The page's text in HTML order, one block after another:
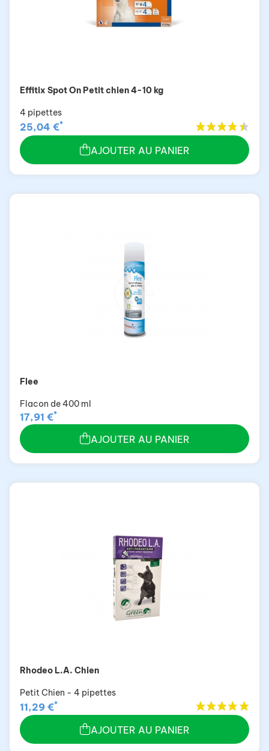
Effitix Spot On Petit chien 4-10 kg
4 pipettes
25,04 €*
AJOUTER AU PANIER
Flee
Flacon de 400 ml
17,91 €*
AJOUTER AU PANIER
Rhodeo L.A. Chien
Petit Chien - 4 pipettes
11,29 €*
AJOUTER AU PANIER